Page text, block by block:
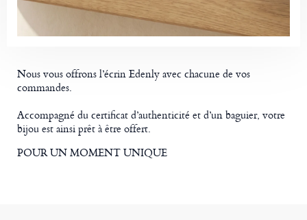
Nous vous offrons l’écrin Edenly avec chacune de vos
commandes.
Accompagné du certificat d’authenticité et d’un baguier, votre
bijou est ainsi prêt à être offert.
POUR UN MOMENT UNIQUE